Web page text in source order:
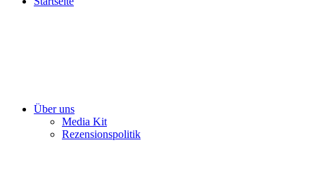
Über uns
Media Kit
Rezensionspolitik